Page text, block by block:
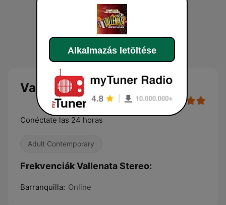
Vallenata Stereo
Conéctate las 24 horas
Adult Contemporary
Frekvenciák Vallenata Stereo:
Barranquilla: Online
Alkalmazás letöltése